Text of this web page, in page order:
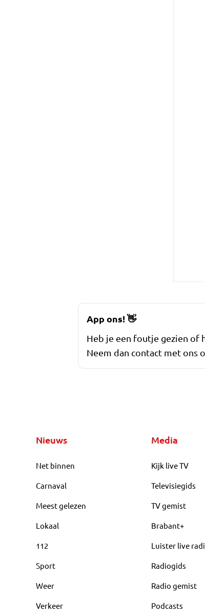
App ons!👋
Heb je een foutje gezien of
Neem dan contact met ons
Nieuws
Net binnen
Carnaval
Meest gelezen
Lokaal
112
Sport
Weer
Verkeer
Media
Kijk live TV
Televisiegids
TV gemist
Brabant+
Luister live
Radiogids
Radio gemist
Podcasts